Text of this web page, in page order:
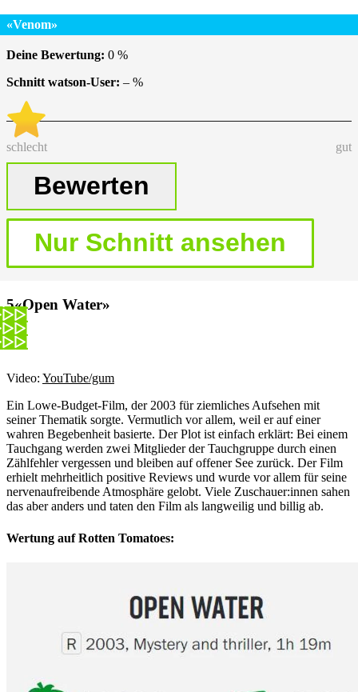
«Venom»
Deine Bewertung: 0 %
Schnitt watson-User: – %
schlecht gut
«Open Water»
Video: YouTube/gum
Ein Lowe-Budget-Film, der 2003 für ziemliches Aufsehen mit
seiner Thematik sorgte. Vermutlich vor allem, weil er auf einer
wahren Begebenheit basierte. Der Plot ist einfach erklärt: Bei einem
Tauchgang werden zwei Mitglieder der Tauchgruppe durch einen
Zählfehler vergessen und bleiben auf offener See zurück. Der Film
erhielt mehrheitlich positive Reviews und wurde vor allem für seine
nervenaufreibende Atmosphäre gelobt. Viele Zuschauer:innen sahen
das aber anders und taten den Film als langweilig und billig ab.
Wertung auf Rotten Tomatoes: